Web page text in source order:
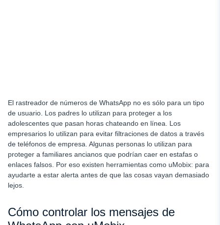
El rastreador de números de WhatsApp no es sólo para un tipo
de usuario. Los padres lo utilizan para proteger a los
adolescentes que pasan horas chateando en línea. Los
empresarios lo utilizan para evitar filtraciones de datos a través
de teléfonos de empresa. Algunas personas lo utilizan para
proteger a familiares ancianos que podrían caer en estafas o
enlaces falsos. Por eso existen herramientas como uMobix: para
ayudarte a estar alerta antes de que las cosas vayan demasiado
lejos.
Cómo controlar los mensajes de